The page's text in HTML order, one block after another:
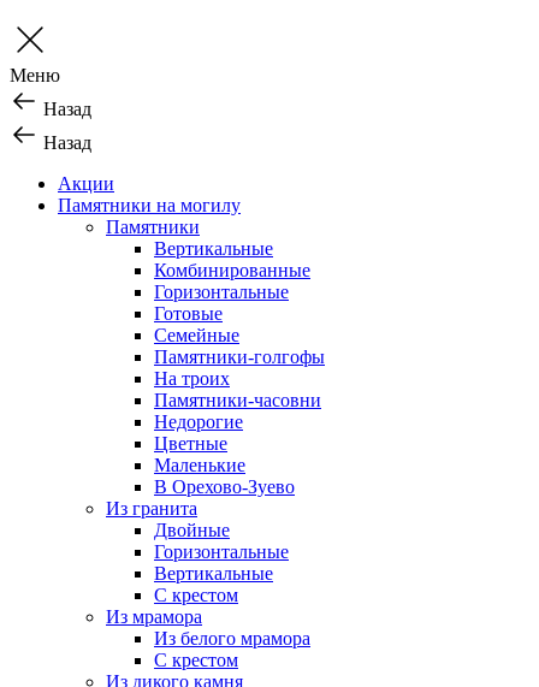
Меню
Назад
Назад
Акции
Памятники на могилу
Памятники
Вертикальные
Комбинированные
Горизонтальные
Готовые
Семейные
Памятники-голгофы
На троих
Памятники-часовни
Недорогие
Цветные
Маленькие
В Орехово-Зуево
Из гранита
Двойные
Горизонтальные
Вертикальные
С крестом
Из мрамора
Из белого мрамора
С крестом
Из дикого камня